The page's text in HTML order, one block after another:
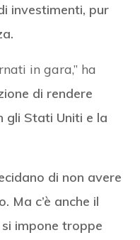
investimenti, pur
in gara,” ha
di rendere
gli Stati Uniti e la
di non avere
Ma c’è anche il
impone troppe